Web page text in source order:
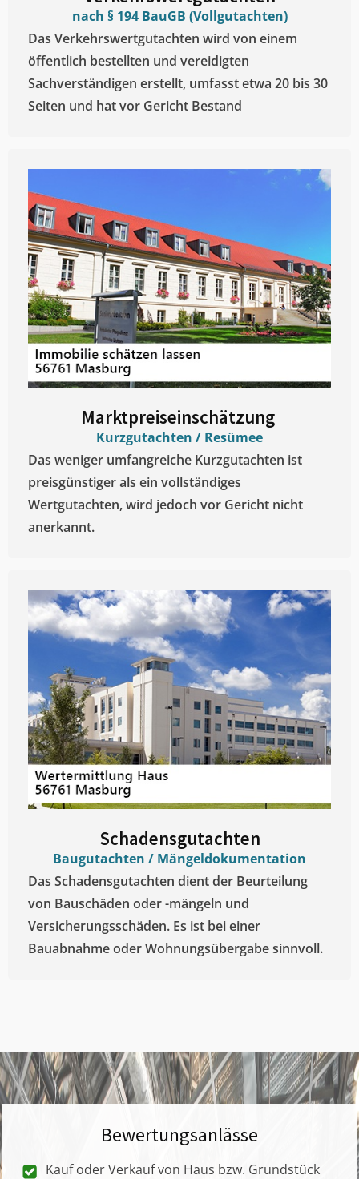
nach § 194 BauGB (Vollgutachten)
Das Verkehrswertgutachten wird von einem
öffentlich bestellten und vereidigten
Sachverständigen erstellt, umfasst etwa 20 bis 30
Seiten und hat vor Gericht Bestand
Marktpreiseinschätzung ​
Kurzgutachten / Resümee
Das weniger umfangreiche Kurzgutachten ist
preisgünstiger als ein vollständiges
Wertgutachten, wird jedoch vor Gericht nicht
anerkannt.
Schadensgutachten
Baugutachten / Mängeldokumentation
Das Schadensgutachten dient der Beurteilung
von Bauschäden oder -mängeln und
Versicherungsschäden. Es ist bei einer
Bauabnahme oder Wohnungsübergabe sinnvoll.
Bewertungsanlässe
Kauf oder Verkauf von Haus bzw. Grundstück